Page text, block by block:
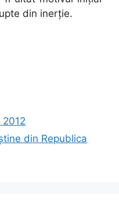
din inerție.
din Republica